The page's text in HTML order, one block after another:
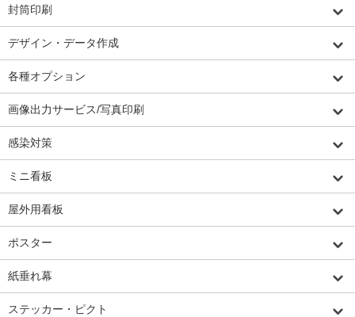
封筒印刷
デザイン・データ作成
各種オプション
画像出力サービス/写真印刷
感染対策
ミニ看板
屋外用看板
ポスター
紙垂れ幕
ステッカー・ピクト